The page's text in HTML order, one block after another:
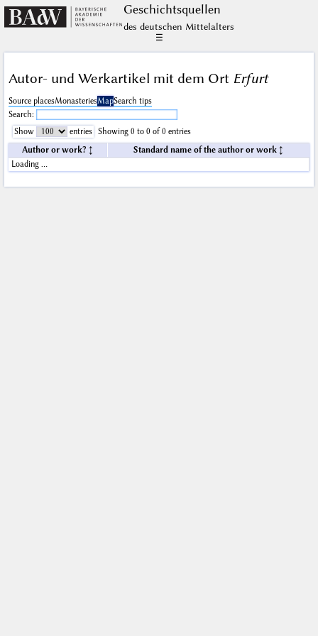
Geschichts­quellen
des deutschen Mittelalters
☰
Autor- und Werkartikel mit dem Ort Erfurt
Source placesMonasteriesMapSearch tips
Search:
Show
entries
Showing 0 to 0 of 0 entries
Author or work?
Standard name of the author or work
Loading …